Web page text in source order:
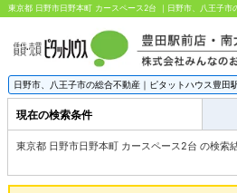
日野市、八王子市の総合不動産｜ピタットハウス豊田
現在の検索条件
東京都 日野市日野本町 カースペース2台 の検索